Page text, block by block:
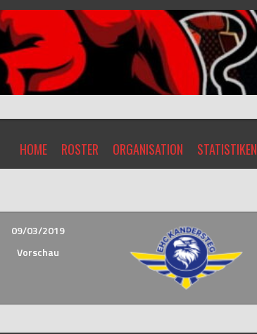
HOME ROSTER ORGANISATION STATISTIKEN
09/03/2019
Vorschau